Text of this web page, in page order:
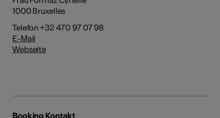
1000 Bruxelles
Telefon +32 470 97 07 98
E-Mail
Webseite
Booking Kontakt